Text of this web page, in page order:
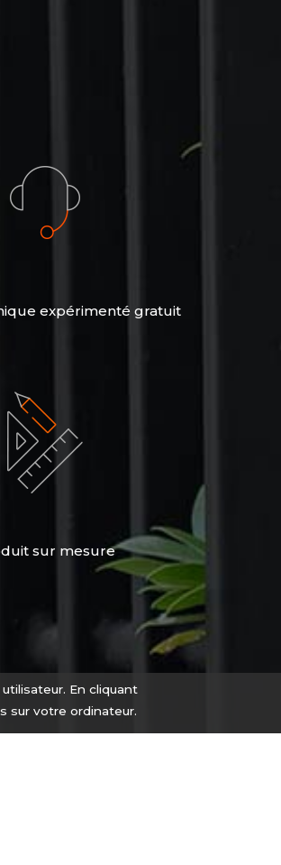
expérimenté gratuit
sur mesure
En cliquant
sur votre ordinateur.